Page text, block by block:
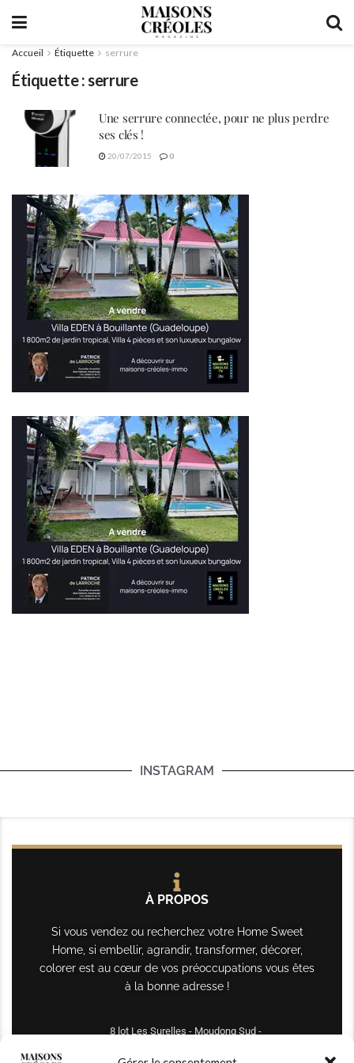
Accueil Étiquette serrure
Étiquette :serrure
Une serrure connectée, pour ne plus perdre
ses clés !
20/07/2015 0
INSTAGRAM
À PROPOS
Si vous vendez ou recherchez votre Home Sweet
Home, si embellir, agrandir, transformer, décorer,
colorer est au cœur de vos préoccupations vous êtes
à la bonne adresse !
8 lot Les Surelles - Moudong Sud -